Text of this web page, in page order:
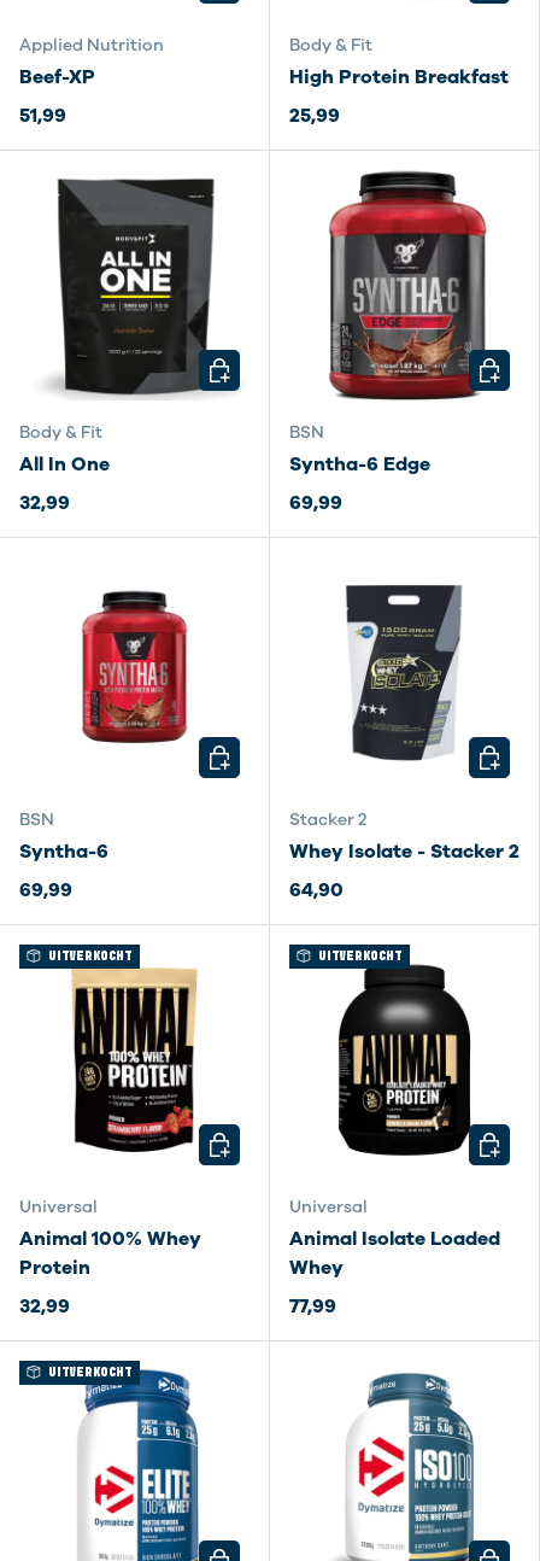
Applied Nutrition
Beef-XP
51,99
Body & Fit
High Protein Breakfast
25,99
Body & Fit
All In One
32,99
KIES MOGELIJKHEDEN
BSN
Syntha-6 Edge
69,99
KIES
BSN
Syntha-6
69,99
KIES MOGELIJKHEDEN
Stacker 2
Whey Isolate - Stacker 2
64,90
KIES
UITVERKOCHT
Universal
Animal 100% Whey
Protein
32,99
KIES MOGELIJKHEDEN
UITVERKOCHT
Universal
Animal Isolate Loaded
Whey
77,99
KIES
UITVERKOCHT
KIES MOGELIJKHEDEN KIES